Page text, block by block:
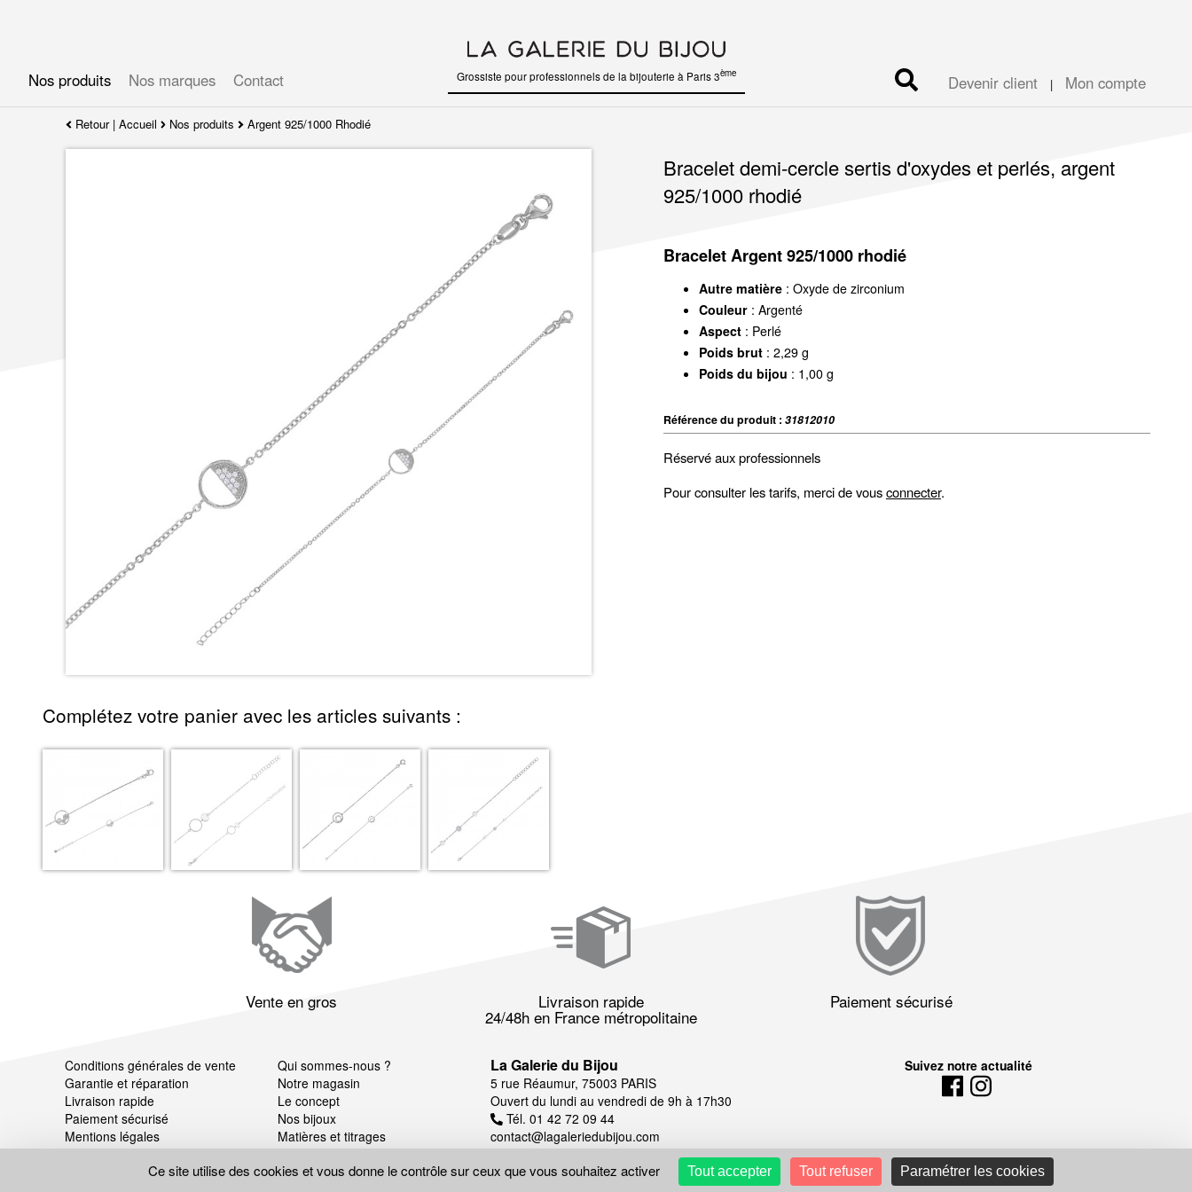
Nos produits Nos marques Contact Devenir client | Mon compte
Grossiste pour professionnels de la bijouterie à Paris 3ème
Retour| Accueil Nos produits Argent 925/1000 Rhodié
Bracelet demi-cercle sertis d'oxydes et perlés, argent
925/1000 rhodié
Bracelet Argent 925/1000 rhodié
Autre matière: Oxyde de zirconium
Couleur: Argenté
Aspect: Perlé
Poids brut: 2,29 g
Poids du bijou : 1,00 g
Référence du produit : 31812010
Réservé aux professionnels
Pour consulter les tarifs, merci de vousconnecter.
Complétez votre panier avec les articles suivants :
Vente en gros Livraison rapide
24/48h en France métropolitaine
Paiement sécurisé
Conditions générales de vente
Garantie et réparation
Livraison rapide
Paiement sécurisé
Mentions légales
Gestion des cookies
Qui sommes-nous ?
Notre magasin
Le concept
Nos bijoux
Matières et titrages
La Galerie du Bijou
5 rue Réaumur, 75003 PARIS
Ouvert du lundi au vendredi de 9h à 17h30
Tél. 01 42 72 09 44
contact@lagaleriedubijou.com
Suivez notre actualité
Ce site utilise des cookies et vous donne le contrôle sur ceux que vous souhaitez activer Tout accepter Tout refuser Paramétrer les cookies